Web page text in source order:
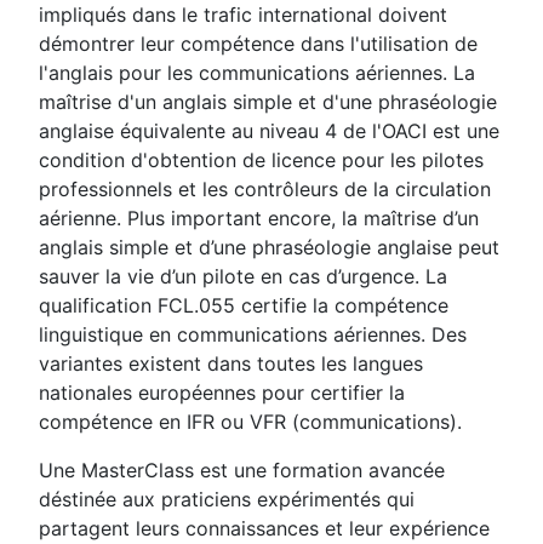
impliqués dans le trafic international doivent
démontrer leur compétence dans l'utilisation de
l'anglais pour les communications aériennes. La
maîtrise d'un anglais simple et d'une phraséologie
anglaise équivalente au niveau 4 de l'OACI est une
condition d'obtention de licence pour les pilotes
professionnels et les contrôleurs de la circulation
aérienne. Plus important encore, la maîtrise d’un
anglais simple et d’une phraséologie anglaise peut
sauver la vie d’un pilote en cas d’urgence. La
qualification FCL.055 certifie la compétence
linguistique en communications aériennes. Des
variantes existent dans toutes les langues
nationales européennes pour certifier la
compétence en IFR ou VFR (communications).
Une MasterClass est une formation avancée
déstinée aux praticiens expérimentés qui
partagent leurs connaissances et leur expérience